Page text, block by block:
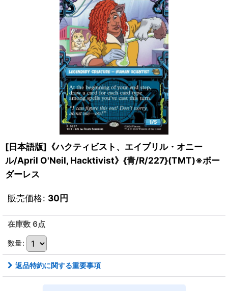
[日本語版]《ハクティビスト、エイプリル・オニー
ル/April O'Neil, Hacktivist》{青/R/227}(TMT)※ボー
ダーレス
販売価格: 30円
在庫数 6点
数量:
返品特約に関する重要事項